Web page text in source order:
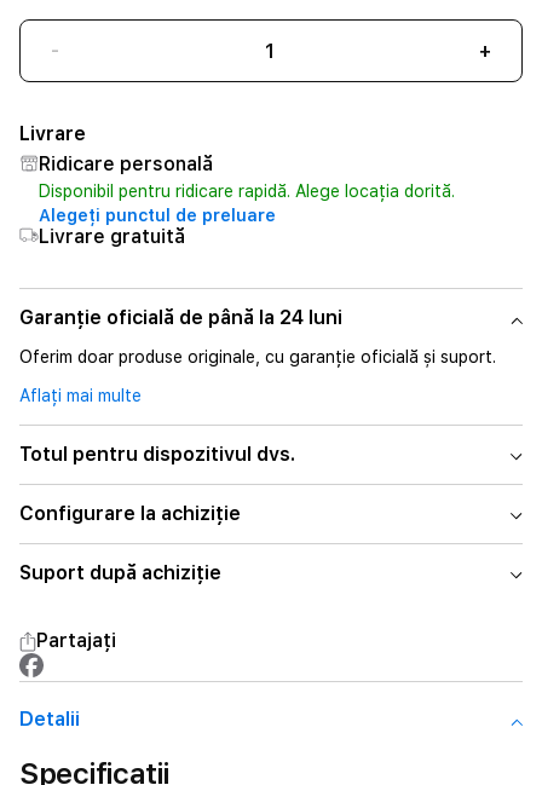
- +
Livrare
Ridicare personală
Disponibil pentru ridicare rapidă. Alege locația dorită.
Alegeți punctul de preluare
Livrare gratuită
Garanție oficială de până la 24 luni
Oferim doar produse originale, cu garanție oficială și suport.
Aflați mai multe
Totul pentru dispozitivul dvs.
Configurare la achiziție
Suport după achiziție
Partajați
Detalii
Specificații